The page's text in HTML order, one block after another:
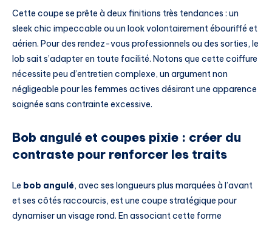
Cette coupe se prête à deux finitions très tendances : un
sleek chic impeccable ou un look volontairement ébouriffé et
aérien. Pour des rendez-vous professionnels ou des sorties, le
lob sait s’adapter en toute facilité. Notons que cette coiffure
nécessite peu d’entretien complexe, un argument non
négligeable pour les femmes actives désirant une apparence
soignée sans contrainte excessive.
Bob angulé et coupes pixie : créer du
contraste pour renforcer les traits
Le bob angulé, avec ses longueurs plus marquées à l’avant
et ses côtés raccourcis, est une coupe stratégique pour
dynamiser un visage rond. En associant cette forme